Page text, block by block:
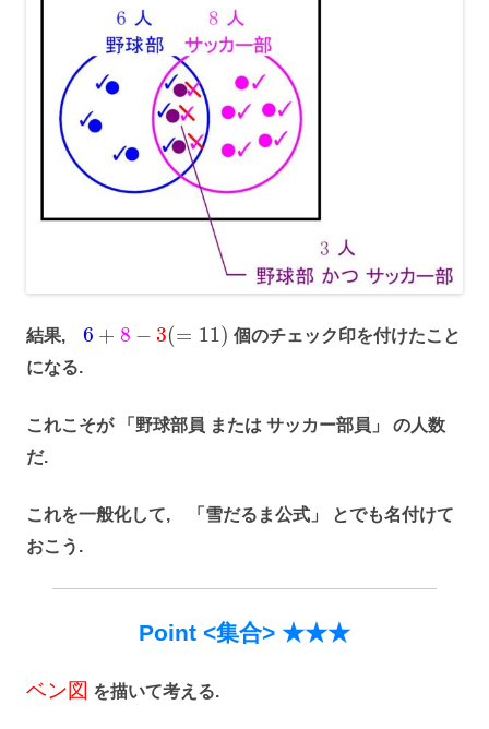
結果, 6 + 8 − 3(= 11) 個のチェック印を付けたこと
になる.
これこそが 「野球部員 または サッカー部員」 の人数
だ.
これを一般化して, 「雪だるま公式」 とでも名付けて
おこう.
Point <集合> ★★★
ベン図 を描いて考える.